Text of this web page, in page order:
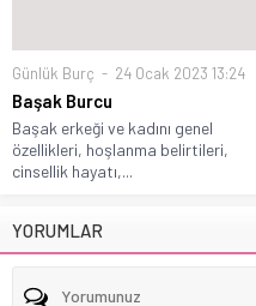
Günlük Burç 24 Ocak 2023 13:24
Başak Burcu
Başak erkeği ve kadını genel
özellikleri, hoşlanma belirtileri,
cinsellik hayatı,...
YORUMLAR